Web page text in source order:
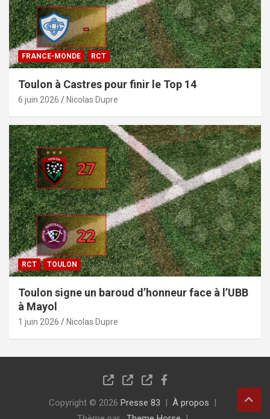
FRANCE-MONDE RCT
Toulon à Castres pour finir le Top 14
6 juin 2026 Nicolas Dupre
RCT TOULON
Toulon signe un baroud d’honneur face à l’UBB
à Mayol
1 juin 2026 Nicolas Dupre
Copyright © 2026 Presse 83
À propos